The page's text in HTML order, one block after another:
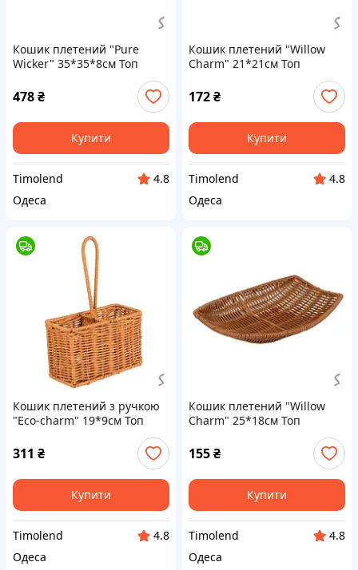
Кошик плетений "Pure
Wicker" 35*35*8см Топ
478₴
Купити
Timolend
4.8
Одеса
Кошик плетений "Willow
Charm" 21*21см Топ
172₴
Купити
Timolend
4.8
Одеса
Кошик плетений з ручкою
"Eco-charm" 19*9см Топ
311 ₴
Купити
Timolend
4.8
Одеса
Кошик плетений "Willow
Charm" 25*18см Топ
155₴
Купити
Timolend
4.8
Одеса